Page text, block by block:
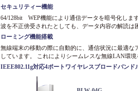
セキュリティー機能
64/128bit WEP機能により通信データを暗号化しま
波を不正傍受されたとしても、データ内容の解読
ローミング機能搭載
無線端末の移動の際に自動的に、通信状況に最適
しています。 これによりシームレスな無線LAN環
IEEE802.11g対応4ポートワイヤレスブロードバンド